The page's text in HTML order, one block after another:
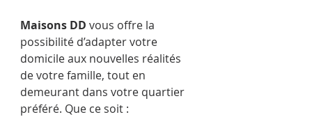
Maisons DD vous offre la
possibilité d’adapter votre
domicile aux nouvelles réalités
de votre famille, tout en
demeurant dans votre quartier
préféré. Que ce soit :